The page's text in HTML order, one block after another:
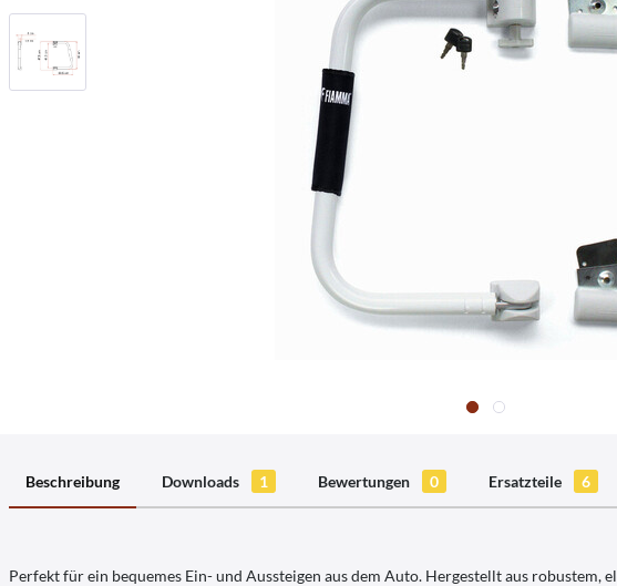
Beschreibung Downloads 1 Bewertungen 0 Ersatzteile 6
Perfekt für ein bequemes Ein- und Aussteigen aus dem Auto. Hergestellt aus